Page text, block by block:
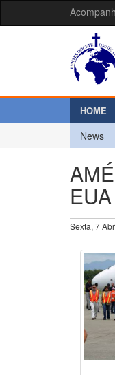
HOME
News
Sexta, 7